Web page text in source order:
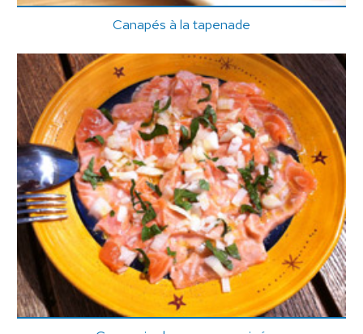
Canapés à la tapenade